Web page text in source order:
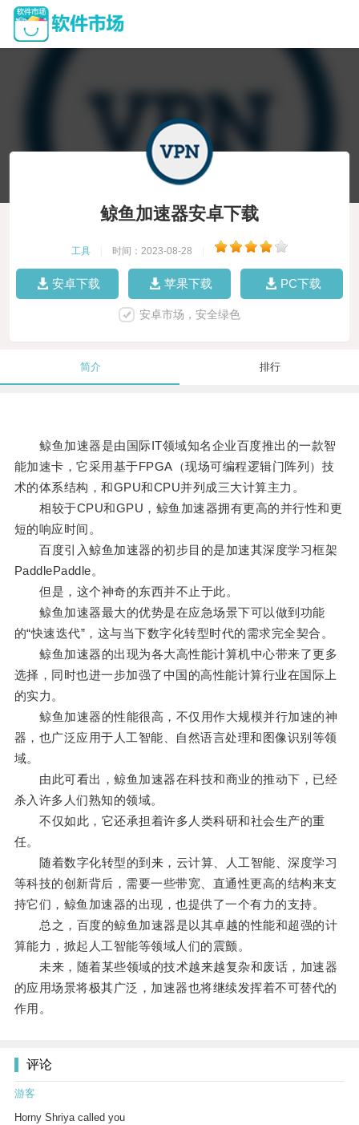
鲸鱼加速器安卓下载
工具 时间：2023-08-28
安卓下载 苹果下载 PC下载
安卓市场，安全绿色
简介 排行
鲸鱼加速器是由国际IT领域知名企业百度推出的一款智
能加速卡，它采用基于FPGA（现场可编程逻辑门阵列）技
术的体系结构，和GPU和CPU并列成三大计算主力。
相较于CPU和GPU，鲸鱼加速器拥有更高的并行性和更
短的响应时间。
百度引入鲸鱼加速器的初步目的是加速其深度学习框架
PaddlePaddle。
但是，这个神奇的东西并不止于此。
鲸鱼加速器最大的优势是在应急场景下可以做到功能
的“快速迭代”，这与当下数字化转型时代的需求完全契合。
鲸鱼加速器的出现为各大高性能计算机中心带来了更多
选择，同时也进一步加强了中国的高性能计算行业在国际上
的实力。
鲸鱼加速器的性能很高，不仅用作大规模并行加速的神
器，也广泛应用于人工智能、自然语言处理和图像识别等领
域。
由此可看出，鲸鱼加速器在科技和商业的推动下，已经
杀入许多人们熟知的领域。
不仅如此，它还承担着许多人类科研和社会生产的重
任。
随着数字化转型的到来，云计算、人工智能、深度学习
等科技的创新背后，需要一些带宽、直通性更高的结构来支
持它们，鲸鱼加速器的出现，也提供了一个有力的支持。
总之，百度的鲸鱼加速器是以其卓越的性能和超强的计
算能力，掀起人工智能等领域人们的震颤。
未来，随着某些领域的技术越来越复杂和废话，加速器
的应用场景将极其广泛，加速器也将继续发挥着不可替代的
作用。
评论
游客
Horny Shriya called you